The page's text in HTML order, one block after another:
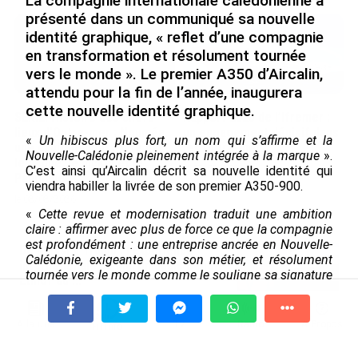
SÉRIE. Histoire des chefs-
lieux d’Outre-mer : Nouméa,
une capitale construite par
le bagne, le nickel et le
Pacifique
Rapport 2025 de l’Ifremer :
un engagement décisif dans
les Outre-mer
le 07/08/2026
De Messi à Trump : l’expérience
internationale du Martiniquais Benoît
Etinof au ...
le 07/08/2026
À la une Tv Radio A Propos
présenté dans un communiqué sa nouvelle
identité graphique, « reflet d’une compagnie
en transformation et résolument tournée
vers le monde ». Le premier A350 d’Aircalin,
attendu pour la fin de l’année, inaugurera
cette nouvelle identité graphique.
« Un hibiscus plus fort, un nom qui s’affirme et la
Nouvelle-Calédonie pleinement intégrée à la marque».
C’est ainsi qu’Aircalin décrit sa nouvelle identité qui
viendra habiller la livrée de son premier A350-900.
« Cette revue et modernisation traduit une ambition
claire : affirmer avec plus de force ce que la compagnie
est profondément : une entreprise ancrée en Nouvelle-
Calédonie, exigeante dans son métier, et résolument
tournée vers le monde comme le souligne sa signature
compagnie qui se défend d’une «
rupture
» entre son
ancien et son nouveau logo, puisque ses